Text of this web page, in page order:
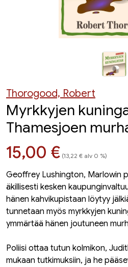
Thorogood, Robert
Myrkkyjen
Thamesjoen
Hinta nyt
15,00 € (13,22 € alv 0 %)
Geoffrey Lushington, Marlowin
äkillisesti kesken
hänen kahvikupistaan löytyy
tunnetaan myös myrkkyjen
ymmärtää hänen joutuneen
Poliisi ottaa tutun kolmikon,
mukaan tutkimuksiin, ja he